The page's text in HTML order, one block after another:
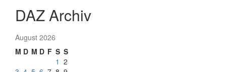
DAZ Archiv
August 2026
M D M D F S S
1 2